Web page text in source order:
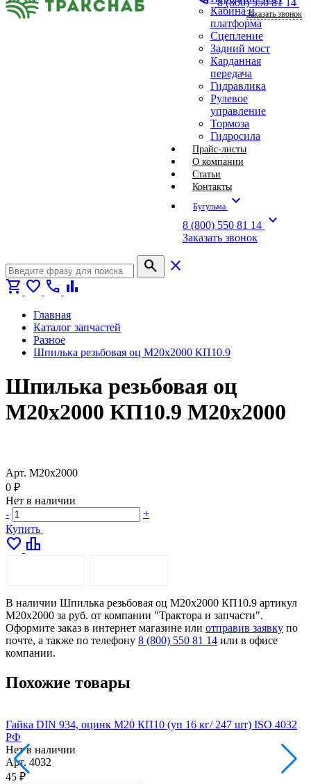
Кабина и
платформа
Сцепление
Задний мост
Карданная
передача
Гидравлика
Рулевое
управление
Тормоза
Гидросила
Прайс-листы
О компании
Статьи
Контакты
Бугульма expand_more
8 (800) 550 81 14 expand_more
Заказать звонок
Заказать звонок
search
close
shopping_cart favorite call bar_chart
Главная
Каталог запчастей
Разное
Шпилька резьбовая оц М20х2000 КП10.9
Шпилька резьбовая оц
М20х2000 КП10.9 М20х2000
Арт. М20х2000
0 ₽
Нет в наличии
-
+
Купить
favorite leaderboard
В наличии Шпилька резьбовая оц М20х2000 КП10.9 артикул
М20х2000 за руб. от компании "Трактора и запчасти".
Оформите заказ в интернет магазине или отправив заявку по
почте, а также по телефону 8 (800) 550 81 14 или в офисе
компании.
Похожие товары
Гайка DIN 934, оцинк М20 КП10 (уп 16 кг/ 247 шт) ISO 4032
РФ
Нет в наличии
Арт. 4032
45 ₽